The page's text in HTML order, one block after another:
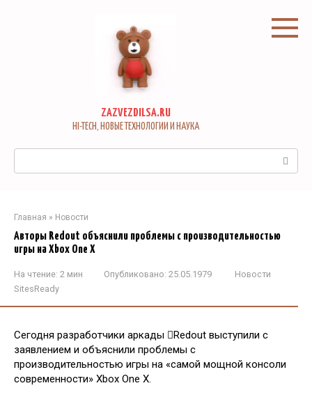
ZAZVEZDILSA.RU
HI-TECH, НОВЫЕ ТЕХНОЛОГИИ И НАУКА
Главная » Новости
Авторы Redout объяснили проблемы с производительностью
игры на Xbox One X
На чтение: 2 мин Опубликовано: 25.05.1979
Новости
SitesReady
Сегодня разработчики аркады
Redout выступили с
заявлением и объяснили проблемы с
производительностью игры на «самой мощной консоли
современности» Xbox One X.